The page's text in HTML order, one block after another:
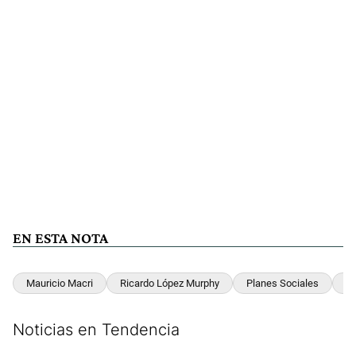
EN ESTA NOTA
Mauricio Macri Ricardo López Murphy Planes Sociales
Noticias en Tendencia